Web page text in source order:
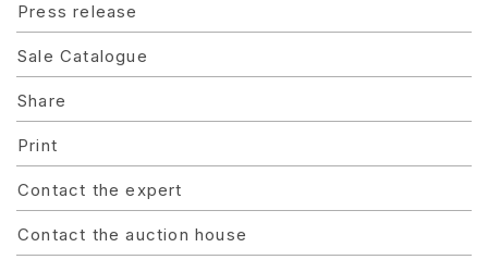
Press release
Sale Catalogue
Share
Print
Contact the expert
Contact the auction house